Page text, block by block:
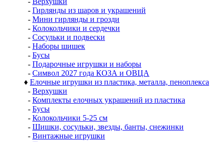
- Гирлянды из шаров и украшений
- Мини гирлянды и грозди
- Колокольчики и сердечки
- Сосульки и подвески
- Наборы шишек
- Бусы
- Подарочные игрушки и наборы
- Символ 2027 года КОЗА и ОВЦА
♦ Елочные игрушки из пластика, металла, пеноплекса
- Верхушки
- Комплекты елочных украшений из пластика
- Бусы
- Колокольчики 5-25 см
- Шишки, сосульки, звезды, банты, снежинки
- Винтажные игрушки